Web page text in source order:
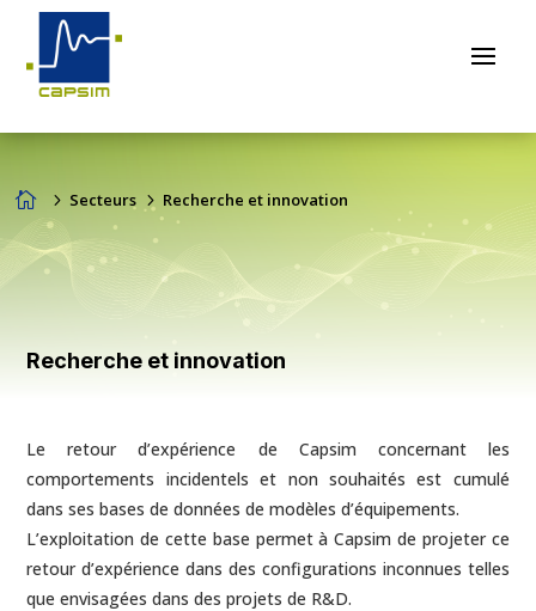
 5 Secteurs 5 Recherche et innovation
Recherche et innovation
Le retour d’expérience de Capsim concernant les
comportements incidentels et non souhaités est cumulé
dans ses bases de données de modèles d’équipements.
L’exploitation de cette base permet à Capsim de projeter ce
retour d’expérience dans des configurations inconnues telles
que envisagées dans des projets de R&D.